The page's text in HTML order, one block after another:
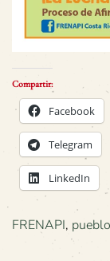
Compartir:
Facebook
Telegram
LinkedIn
FRENAPI,